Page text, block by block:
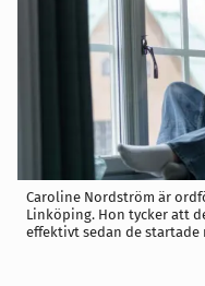
Caroline Nordström är
Linköping. Hon tycker att
effektivt sedan de startade